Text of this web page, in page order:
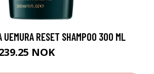
UEMURA RESET SHAMPOO 300 ML
NOK